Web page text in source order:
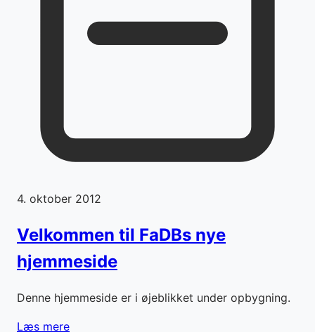
4. oktober 2012
Velkommen til FaDBs nye
hjemmeside
Denne hjemmeside er i øjeblikket under opbygning.
Læs mere